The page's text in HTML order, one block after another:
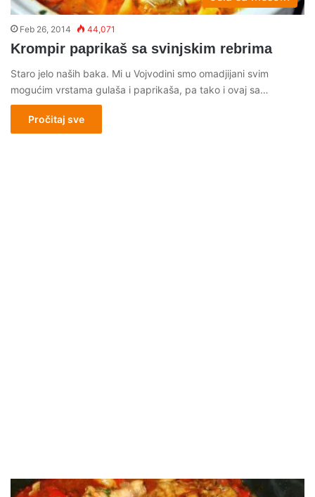
Feb 26, 2014 44,071
Krompir paprikaš sa svinjskim rebrima
Staro jelo naših baka. Mi u Vojvodini smo omadjijani svim
mogućim vrstama gulaša i paprikaša, pa tako i ovaj sa…
Pročitaj sve